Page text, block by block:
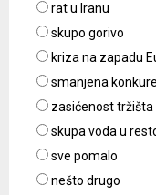
rat u Iranu
skupo gorivo
kriza na zapadu
smanjena
zasićenost tržišta
skupa voda u
sve pomalo
nešto drugo